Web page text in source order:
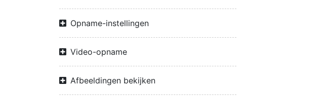
Opname-instellingen
Video-opname
Afbeeldingen bekijken